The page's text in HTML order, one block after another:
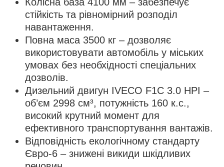
стійкість та рівномірний розподіл
навантаження.
Повна маса 3500 кг – дозволяє
використовувати автомобіль у міських
умовах без необхідності спеціальних
дозволів.
Дизельний двигун IVECO F1C 3.0 HPI –
об’єм 2998 см³, потужність 160 к.с.,
високий крутний момент для
ефективного транспортування вантажів.
Відповідність екологічному стандарту
Євро-6 – знижені викиди шкідливих